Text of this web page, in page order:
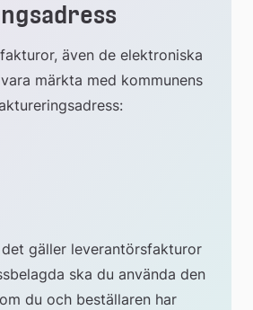
även de elektroniska
märkta med kommunens
gäller leverantörsfakturor
ska du använda den
du och beställaren har